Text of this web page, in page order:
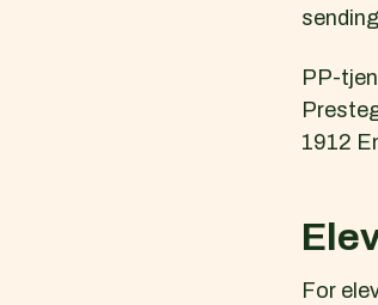
PP-
1912
For